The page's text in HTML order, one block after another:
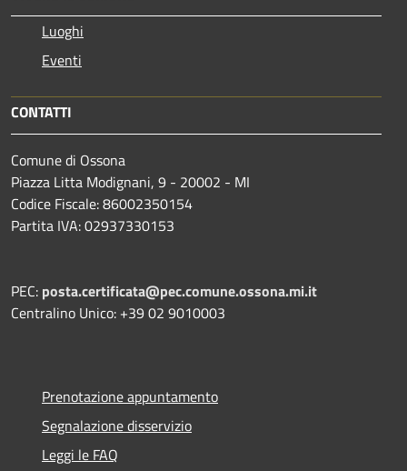
Luoghi
Eventi
CONTATTI
Comune di Ossona
Piazza Litta Modignani, 9 - 20002 - MI
Codice Fiscale: 86002350154
Partita IVA: 02937330153
PEC: posta.certificata@pec.comune.ossona.mi.it
Centralino Unico: +39 02 9010003
Prenotazione appuntamento
Segnalazione disservizio
Leggi le FAQ